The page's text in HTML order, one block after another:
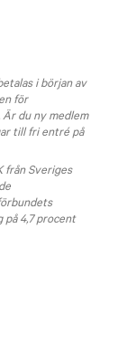
i början av
för
du ny medlem
till fri entré på
från Sveriges
4,7 procent